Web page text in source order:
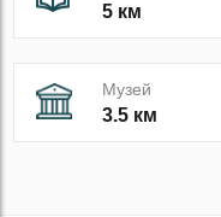
5 км
Музей
3.5 км